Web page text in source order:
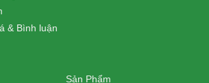
& Bình luận
Sản Phẩm